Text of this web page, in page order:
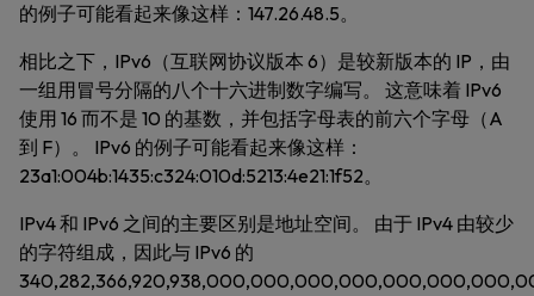
的例子可能看起来像这样：147.26.48.5。
相比之下，IPv6（互联网协议版本 6）是较新版本的 IP，由
一组用冒号分隔的八个十六进制数字编写。 这意味着 IPv6
使用 16 而不是 10 的基数，并包括字母表的前六个字母（A
到 F）。 IPv6 的例子可能看起来像这样：
23a1:004b:1435:c324:010d:5213:4e21:1f52。
IPv4 和 IPv6 之间的主要区别是地址空间。 由于 IPv4 由较少
的字符组成，因此与 IPv6 的